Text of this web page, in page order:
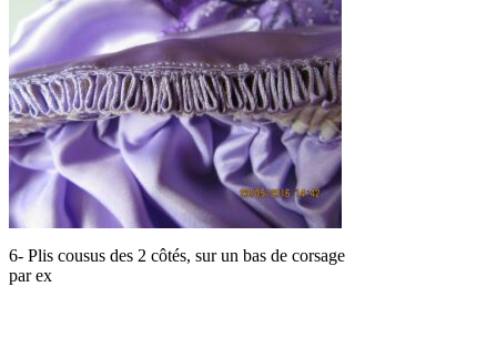
6- Plis cousus des 2 côtés, sur un bas de corsage
par ex